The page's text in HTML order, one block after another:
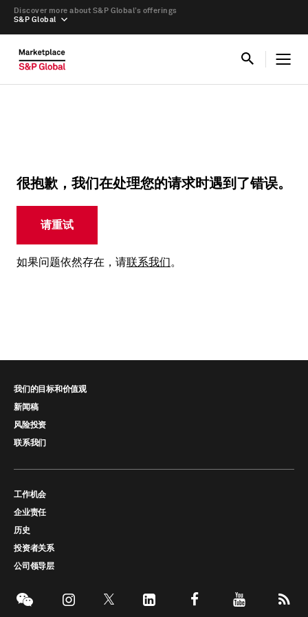
S&P Global
Discover more about S&P Global’s offerings
很抱歉，我们在处理您的请求时遇到了错误。
请重试
如果问题依然存在，请联系我们。
我们的目标和价值观
新闻稿
风险投资
联系我们
工作机会
企业责任
历史
投资者关系
公司领导层